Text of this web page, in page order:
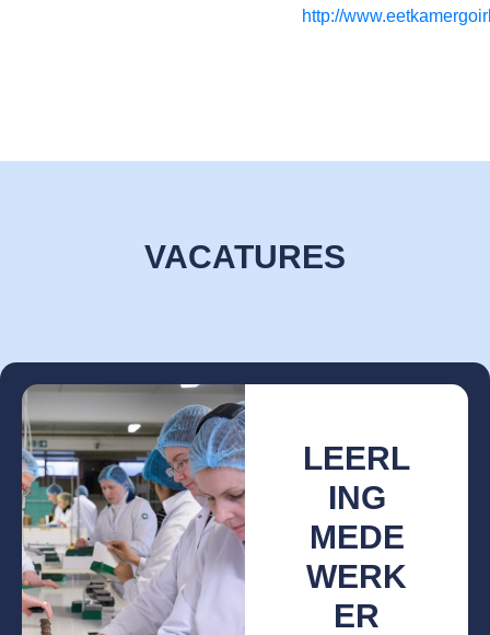
http://
VACATURES
LEERL
ING
MEDE
WERK
ER